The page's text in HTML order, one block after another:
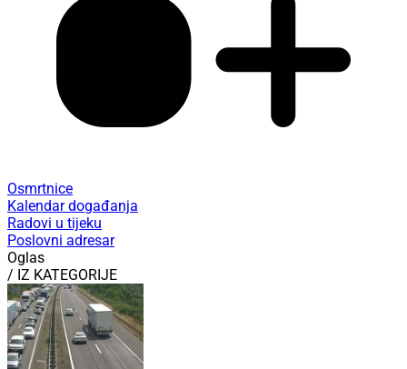
Osmrtnice
Kalendar događanja
Radovi u tijeku
Poslovni adresar
Oglas
/ IZ KATEGORIJE